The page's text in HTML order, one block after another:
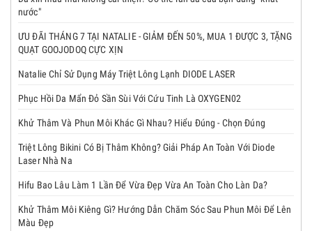
nước"
ƯU ĐÃI THÁNG 7 TẠI NATALIE - GIẢM ĐẾN 50%, MUA 1 ĐƯỢC 3, TẶNG
QUẠT GOOJODOQ CỰC XỊN
Natalie Chỉ Sử Dụng Máy Triệt Lông Lạnh DIODE LASER
Phục Hồi Da Mẩn Đỏ Sần Sùi Với Cứu Tinh Là OXYGEN02
Khử Thâm Và Phun Môi Khác Gì Nhau? Hiểu Đúng - Chọn Đúng
Triệt Lông Bikini Có Bị Thâm Không? Giải Pháp An Toàn Với Diode
Laser Nhà Na
Hifu Bao Lâu Làm 1 Lần Để Vừa Đẹp Vừa An Toàn Cho Làn Da?
Khử Thâm Môi Kiêng Gì? Hướng Dẫn Chăm Sóc Sau Phun Môi Để Lên
Màu Đẹp